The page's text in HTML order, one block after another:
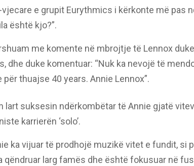
e grupit Eurythmics i kërkonte më pas
është kjo?”.
me komente në mbrojtje të Lennox
dhe duke komentuar: “Nuk ka nevojë të
thuajse 40 years. Annie Lennox”.
lart suksesin ndërkombëtar të Annie gjatë
karrierën ‘solo’.
ka vijuar të prodhojë muzikë vitet e fundit, si
qëndruar larg famës dhe është fokusuar në